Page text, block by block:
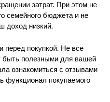
затрат. При этом не
семейного бюджета и не
доход низкий.
перед покупкой. Не все
быть полезными для вашей
ознакомиться с отзывами
функционал покупаемого